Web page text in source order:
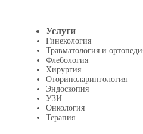
Услуги
Гинекология
Травматология и
Флебология
Хирургия
Оториноларингология
Эндоскопия
УЗИ
Онкология
Терапия